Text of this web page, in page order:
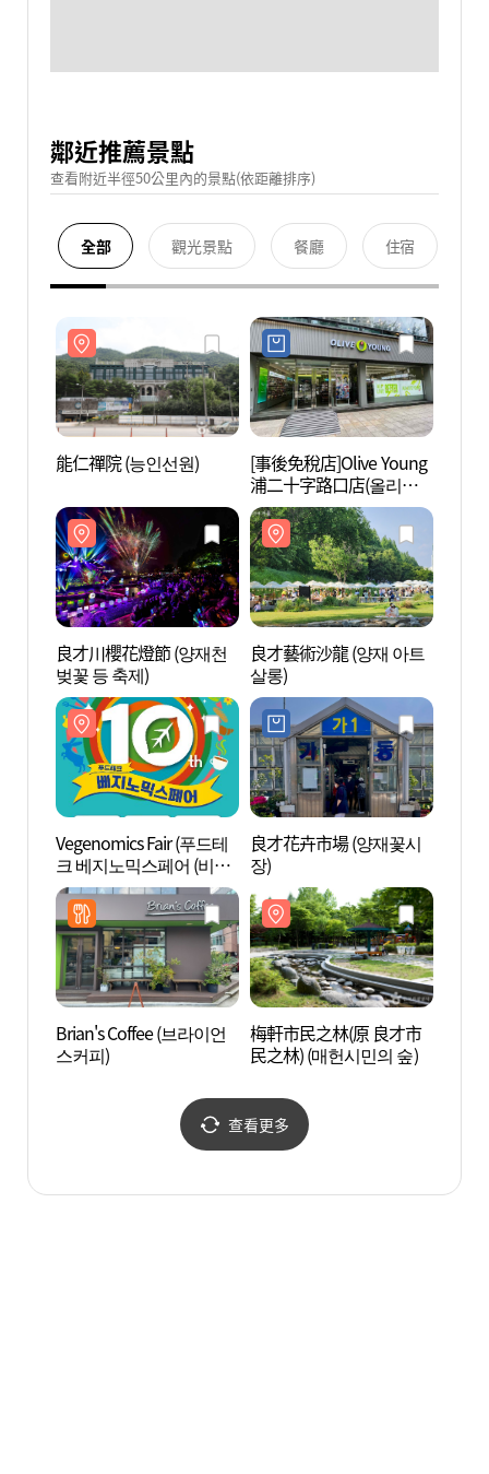
鄰近推薦景點
查看附近半徑50公里內的景點(依距離排序)
全部 觀光景點 餐廳 住宿
能仁禪院 (능인선원)
[事後免稅店]Olive Young
浦二十字路口店(올리브
영 포이사거리점)
良才川櫻花燈節 (양재천
벚꽃 등 축제)
良才藝術沙龍 (양재 아트
살롱)
Vegenomics Fair (푸드테
크 베지노믹스페어 (비건
페스타ㅣ그린페스타ㅣ
ESG푸드페스타))
良才花卉市場 (양재꽃시
장)
Brian's Coffee (브라이언
스커피)
梅軒市民之林(原 良才市
民之林) (매헌시민의 숲)
查看更多